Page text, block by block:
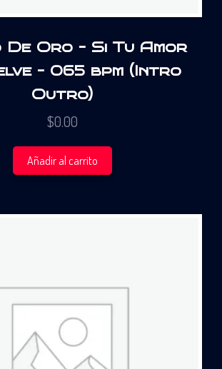
De Oro – Si Tu Amor
– 065 bpm (Intro
Outro)
$0.00
Añadir al carrito